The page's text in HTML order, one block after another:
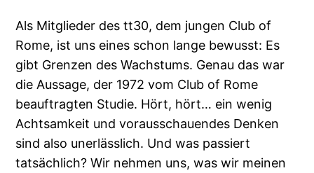
Als Mitglieder des tt30, dem jungen Club of
Rome, ist uns eines schon lange bewusst: Es
gibt Grenzen des Wachstums. Genau das war
die Aussage, der 1972 vom Club of Rome
beauftragten Studie. Hört, hört… ein wenig
Achtsamkeit und vorausschauendes Denken
sind also unerlässlich. Und was passiert
tatsächlich? Wir nehmen uns, was wir meinen